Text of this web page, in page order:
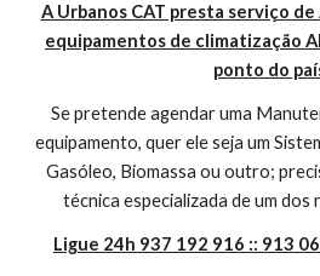
A Urbanos CAT presta serviço
equipamentos de climatização
ponto do
Se pretende agendar uma
equipamento, quer ele seja um
Gasóleo, Biomassa ou outro;
técnica especializada de um
Ligue 24h 937 192 916 :: 913